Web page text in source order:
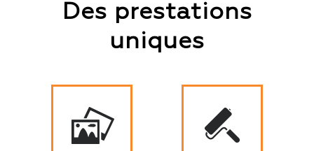
Des prestations
uniques